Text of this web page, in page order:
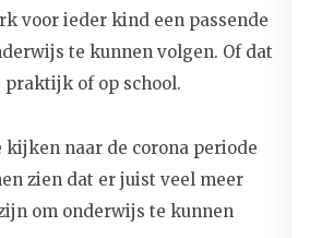
voor ieder kind een passende
te kunnen volgen. Of dat
praktijk of op school.
kijken naar de corona periode
zien dat er juist veel meer
om onderwijs te kunnen